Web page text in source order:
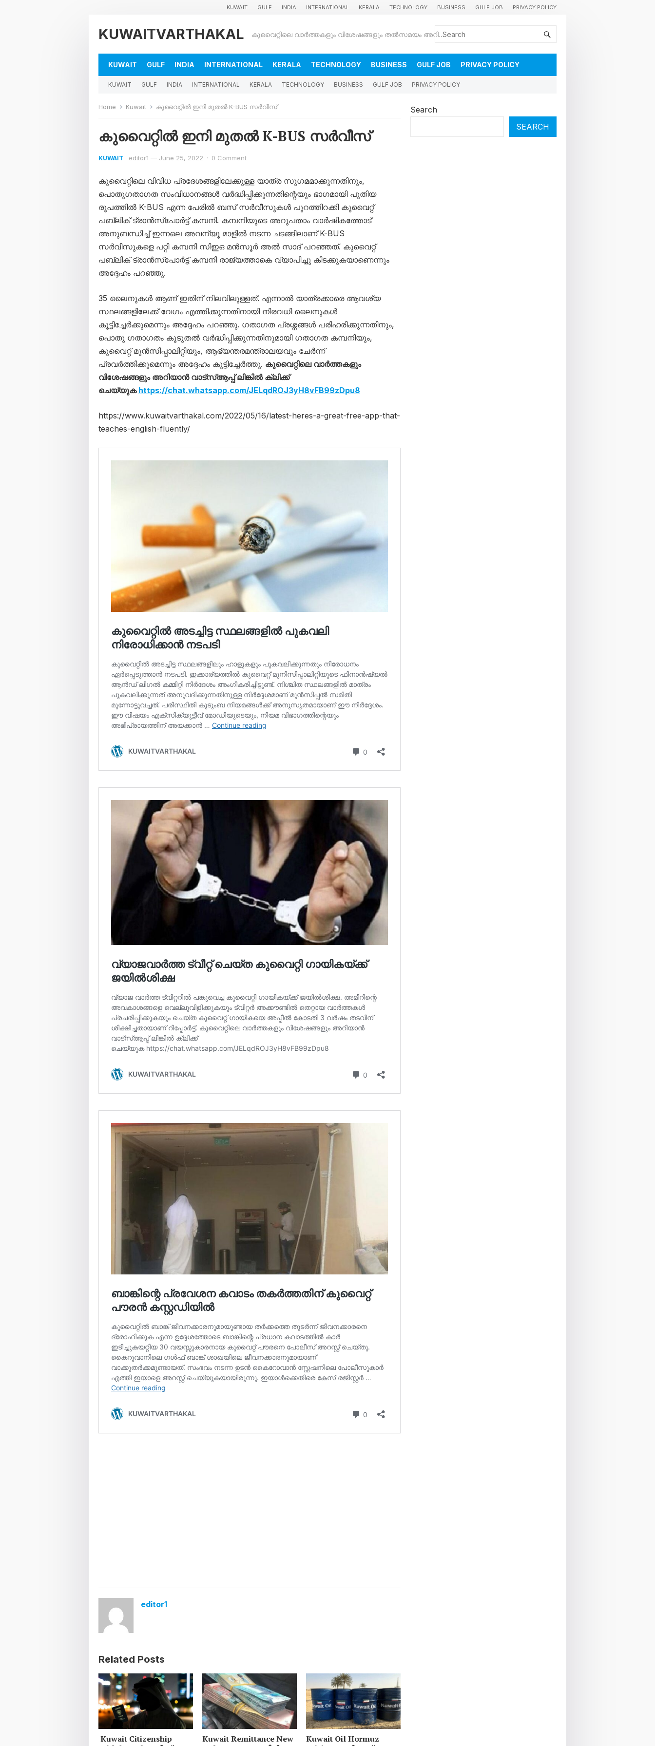
KUWAIT GULF INDIA INTERNATIONAL KERALA TECHNOLOGY BUSINESS GULF JOB PRIVACY POLICY
KUWAITVARTHAKAL കുവൈറ്റിലെ വാർത്തകളും വിശേഷങ്ങളും തൽസമയം അറിയാൻ
KUWAIT GULF INDIA INTERNATIONAL KERALA TECHNOLOGY BUSINESS GULF JOB PRIVACY POLICY
KUWAIT GULF INDIA INTERNATIONAL KERALA TECHNOLOGY BUSINESS GULF JOB PRIVACY POLICY
Home Kuwait കുവൈറ്റിൽ ഇനി മുതൽ K-BUS സർവീസ്
കുവൈറ്റിൽ ഇനി മുതൽ K-BUS സർവീസ്
KUWAIT editor1 — June 25, 2022 · 0 Comment
കുവൈറ്റിലെ വിവിധ പ്രദേശങ്ങളിലേക്കുള്ള യാത്ര സുഗമമാക്കുന്നതിനും,
പൊതുഗതാഗത സംവിധാനങ്ങൾ വർദ്ധിപ്പിക്കുന്നതിന്റെയും ഭാഗമായി പുതിയ
രൂപത്തിൽ K-BUS എന്ന പേരിൽ ബസ് സർവീസുകൾ പുറത്തിറക്കി കുവൈറ്റ്
പബ്ലിക് ട്രാൻസ്പോർട്ട് കമ്പനി. കമ്പനിയുടെ അറുപതാം വാർഷികത്തോട്
അനുബന്ധിച്ച് ഇന്നലെ അവന്യൂ മാളിൽ നടന്ന ചടങ്ങിലാണ് K-BUS
സർവീസുകളെ പറ്റി കമ്പനി സിഇഒ മൻസൂർ അൽ സാദ് പറഞ്ഞത്. കുവൈറ്റ്
പബ്ലിക് ട്രാൻസ്പോർട്ട് കമ്പനി രാജ്യത്താകെ വ്യാപിച്ചു കിടക്കുകയാണെന്നും
അദ്ദേഹം പറഞ്ഞു.
35 ലൈനുകൾ ആണ് ഇതിന് നിലവിലുള്ളത്. എന്നാൽ യാത്രക്കാരെ ആവശ്യ
സ്ഥലങ്ങളിലേക്ക് വേഗം എത്തിക്കുന്നതിനായി നിരവധി ലൈനുകൾ
കൂട്ടിച്ചേർക്കുമെന്നും അദ്ദേഹം പറഞ്ഞു. ഗതാഗത പ്രശ്നങ്ങൾ പരിഹരിക്കുന്നതിനും,
പൊതു ഗതാഗതം കൂടുതൽ വർദ്ധിപ്പിക്കുന്നതിനുമായി ഗതാഗത കമ്പനിയും,
കുവൈറ്റ്‌ മുൻസിപ്പാലിറ്റിയും, ആഭ്യന്തരമന്ത്രാലയവും ചേർന്ന്
പ്രവർത്തിക്കുമെന്നും അദ്ദേഹം കൂട്ടിച്ചേർത്തു. കുവൈറ്റിലെ വാര്‍ത്തകളും
വിശേഷങ്ങളും അറിയാന്‍ വാട്‌സ്ആപ്പ് ലിങ്കില്‍ ക്ലിക്ക്
ചെയ്യുക https://chat.whatsapp.com/JELqdROJ3yH8vFB99zDpu8
https://www.kuwaitvarthakal.com/2022/05/16/latest-heres-a-great-free-app-that-
teaches-english-fluently/
editor1
Related Posts
Kuwait Citizenship
Kuwait Remittance New
Kuwait Oil Hormuz
Search
SEARCH